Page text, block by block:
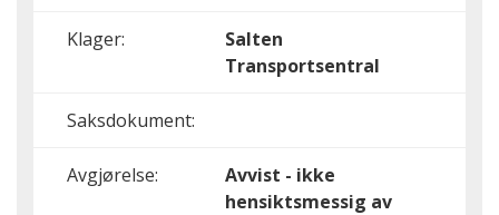
Klager:
Salten
Transportsentral
Saksdokument:
Avgjørelse:
Avvist - ikke
hensiktsmessig av